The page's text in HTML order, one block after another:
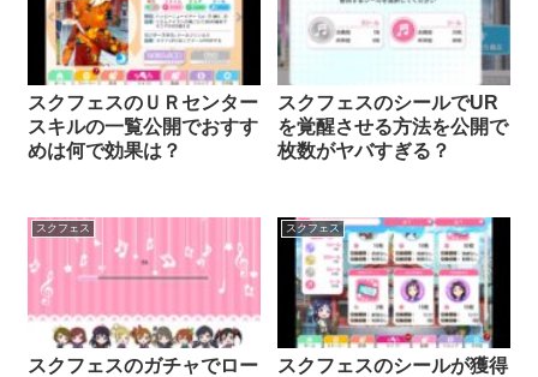
スクフェスのＵＲセンター
スキルの一覧公開でおすす
めは何で効果は？
スクフェスのシールでUR
を覚醒させる方法を公開で
枚数がヤバすぎる？
スクフェス
スクフェスのガチャでロー
スクフェス
スクフェスのシールが獲得